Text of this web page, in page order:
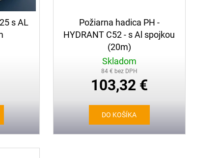
s AL
Požiarna hadica PH -
HYDRANT C52 - s Al spojkou
(20m)
Skladom
84 € bez DPH
103,32 €
DO KOŠÍKA